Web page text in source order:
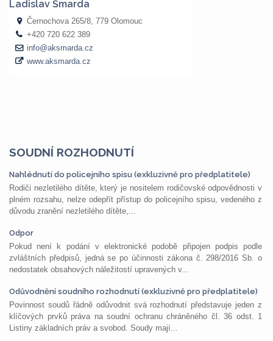
SOUDNÍ ROZHODNUTÍ
Nahlédnutí do policejního spisu (exkluzivně pro předplatitele)
Rodiči nezletilého dítěte, který je nositelem rodičovské odpovědnosti v
plném rozsahu, nelze odepřít přístup do policejního spisu, vedeného z
důvodu zranění nezletilého dítěte,...
Odpor
Pokud není k podání v elektronické podobě připojen podpis podle
zvláštních předpisů, jedná se po účinnosti zákona č. 298/2016 Sb. o
nedostatek obsahových náležitostí upravených v...
Odůvodnění soudního rozhodnutí (exkluzivně pro předplatitele)
Povinnost soudů řádně odůvodnit svá rozhodnutí představuje jeden z
klíčových prvků práva na soudní ochranu chráněného čl. 36 odst. 1
Listiny základních práv a svobod. Soudy mají...